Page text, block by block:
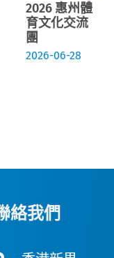
2026 惠州體
育文化交流
團
2026-06-28
絡我們